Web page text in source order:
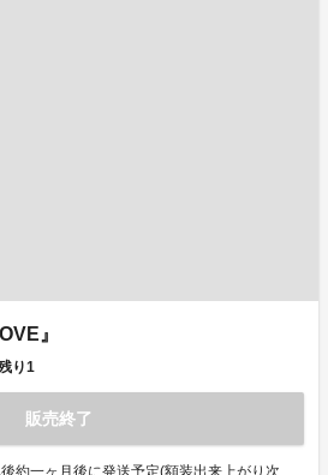
』
り1
販売終了
約一ヶ月後に発送予定(額装出来上がり次